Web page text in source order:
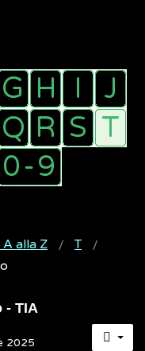
alla Z
T
- TIA
2025